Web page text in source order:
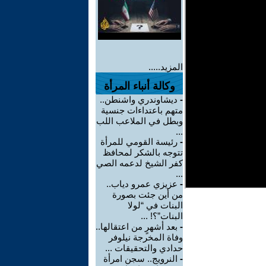
المزيد.....
وكالة أنباء المرأة
- ديشاوندري واشنطن..
متهم باعتداءات جنسية
وبطل في الملاعب اللب
...
- رئيسة القومي للمرأة
تتوجه بالشكر لمحافظ
كفر الشيخ لدعمه الصي
...
- عزيزي عمرو دياب..
من أين جئت بصورة
البنات في “لولا
البنات”؟! ...
- بعد أشهرٍ من اعتقالها..
وفاة المخرجة نيلوفر
حدادي والتحقيقات ...
- النرويج.. سجن امرأة